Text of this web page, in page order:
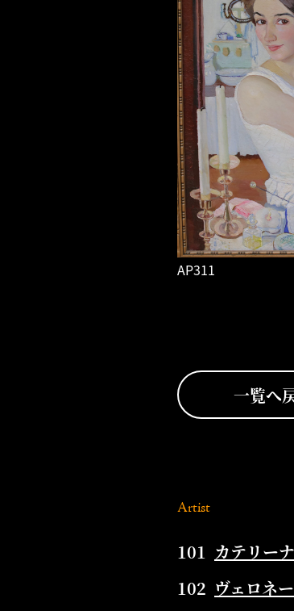
AP311
一覧へ
Artist
101 カテリー
102 ヴェロネ